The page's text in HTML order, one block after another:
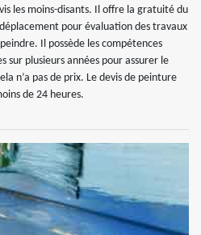
les moins-disants. Il offre la gratuité du
pour évaluation des travaux
Il possède les compétences
sur plusieurs années pour assurer le
n’a pas de prix. Le devis de peinture
de 24 heures.